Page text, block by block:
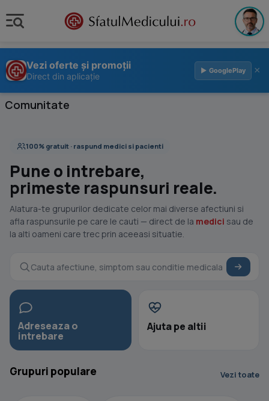
Vezi oferte și promoții
Direct din aplicație
▶ GooglePlay ×
Comunitate
100% gratuit · raspund medici si pacienti
Pune o intrebare,
primeste raspunsuri reale.
Alatura-te grupurilor dedicate celor mai diverse afectiuni si
afla raspunsurile pe care le cauti — direct de la medici sau de
la alti oameni care trec prin aceeasi situatie.
Adreseaza o
intrebare
Ajuta pe altii
Grupuri populare Vezi toate